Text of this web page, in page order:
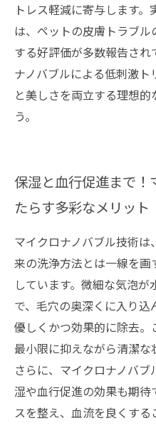
トレス軽減に寄与します
は、ペットの皮膚トラブ
する好評価が多数報告さ
ナノバブルによる低刺激
と美しさを両立する理想
う。
保湿と血行促進まで！
たらす多彩なメリット
マイクロナノバブル技術
来の洗浄方法とは一線を
しています。微細な気泡
で、毛穴の奥深くに入り
優しくかつ効果的に除去
最小限に抑えながら清潔な
さらに、マイクロナノバ
湿や血行促進の効果も期
スを整え、血流を良くす